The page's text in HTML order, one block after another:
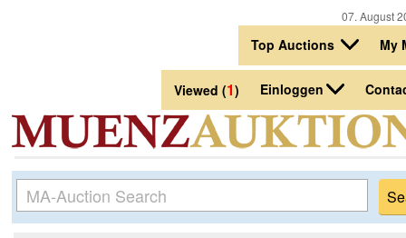
07. August
Top Auctions My
Viewed (1) Einloggen